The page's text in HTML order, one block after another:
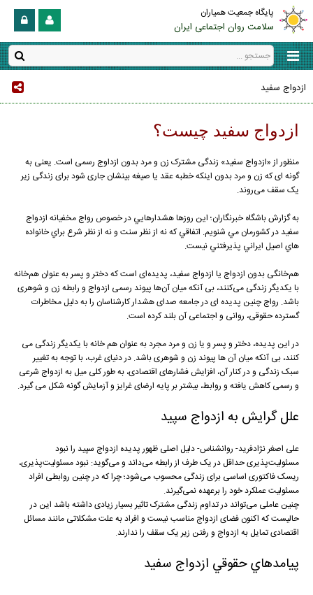
پایگاه جمعیت همیاران
سلامت روان اجتماعی ایران
ازدواج سفید
ازدواج سفيد چيست؟
منظور از «ازدواج سفید» زندگی مشترک زن و مرد بدون ازداوج رسمی است. یعنی به
گونه ای که زن و مرد بدون اینکه خطبه عقد یا صیغه بینشان جاری شود برای زندگی زیر
یک سقف می‌روند.
به گزارش باشگاه خبرنگاران؛ اين روزها هشدارهايي در خصوص رواج مخفيانه ازدواج
سفيد در كشورمان مي شنويم. اتفاقي كه نه از نظر سنت و نه از نظر شرع براي خانواده
هاي اصيل ايراني پذيرفتني نيست.
هم‌خانگی بدون ازدواج يا ازدواج سفيد، پدیده‌ای است که دختر و پسر به عنوان هم‌خانه
با یکدیگر زندگی می‌کنند، بی آنکه میان آن‌ها پیوند رسمی ازدواج و رابطه زن و شوهری
باشد. رواج چنین پدیده ای در جامعه صدای هشدار کارشناسان را به دلیل مخاطرات
گسترده حقوقی، روانی و اجتماعی آن بلند کرده است.
در این پدیده، دختر و پسر و یا زن و مرد مجرد به عنوان هم خانه با یکدیگر زندگی می
کنند، بی آنکه میان آن ها پیوند زن و شوهری باشد. در دنیای غرب، با توجه به تغییر
سبک زندگی و در کنار آن، افزایش فشارهای اقتصادی، به طور کلی میل به ازدواج شرعی
و رسمی کاهش یافته و روابط، بیشتر بر پایه ارضای غرایز و آزمایش گونه شکل می گیرد.
علل گرایش به ازدواج سپید
علی اصغر نژادفرید- روانشناس- دلیل اصلی ظهور پدیده ازدواج سپید را نبود
مسئولیت‌پذیری حداقل در یک طرف از رابطه می‌داند و می‌گوید: نبود مسئولیت‌پذیری،
ریسک‌ فاکتوری اساسی برای زندگی محسوب می‌شود؛ چرا که در چنین روابطی افراد
مسئولیت عملکرد خود را برعهده نمی‌گیرند.
چنین عاملی می‌تواند در تداوم زندگی مشترک تاثیر بسیار زیادی داشته باشد این در
حالیست که اکنون فضای ازدواج مناسب نیست و افراد به علت مشکلاتی مانند مسائل
اقتصادی تمایل به ازدواج و رفتن زیر یک سقف را ندارند.
پيامدهاي حقوقي ازدواج سفيد